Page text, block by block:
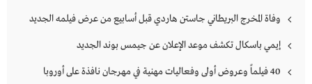
وفاة المخرج البريطاني جاستن هاردي قبل أسابيع من عرض فيلمه الجديد
إيمي باسكال تكشف موعد الإعلان عن جيمس بوند الجديد
40 فيلماً وعروض أولى وفعاليات مهنية في مهرجان نافذة على أوروبا